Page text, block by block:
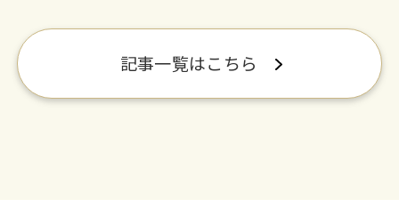
記事一覧はこちら